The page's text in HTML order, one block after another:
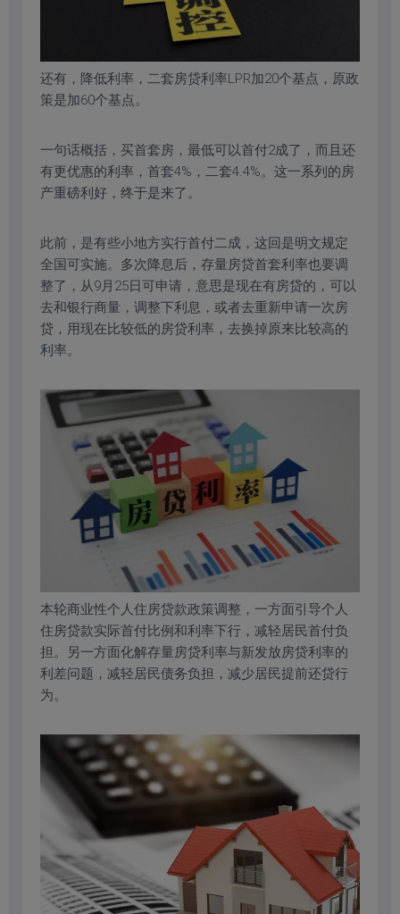
还有，降低利率，二套房贷利率LPR加20个基点，原政
策是加60个基点。
一句话概括，买首套房，最低可以首付2成了，而且还
有更优惠的利率，首套4%，二套4.4%。这一系列的房
产重磅利好，终于是来了。
此前，是有些小地方实行首付二成，这回是明文规定
全国可实施。多次降息后，存量房贷首套利率也要调
整了，从9月25日可申请，意思是现在有房贷的，可以
去和银行商量，调整下利息，或者去重新申请一次房
贷，用现在比较低的房贷利率，去换掉原来比较高的
利率。
本轮商业性个人住房贷款政策调整，一方面引导个人
住房贷款实际首付比例和利率下行，减轻居民首付负
担。另一方面化解存量房贷利率与新发放房贷利率的
利差问题，减轻居民债务负担，减少居民提前还贷行
为。